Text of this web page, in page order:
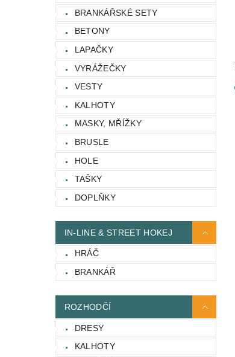
BRANKÁŘSKÉ SETY
BETONY
LAPAČKY
VYRÁŽEČKY
VESTY
KALHOTY
MASKY, MŘÍŽKY
BRUSLE
HOLE
TAŠKY
DOPLŇKY
IN-LINE & STREET HOKEJ
HRÁČ
BRANKÁŘ
ROZHODČÍ
DRESY
KALHOTY